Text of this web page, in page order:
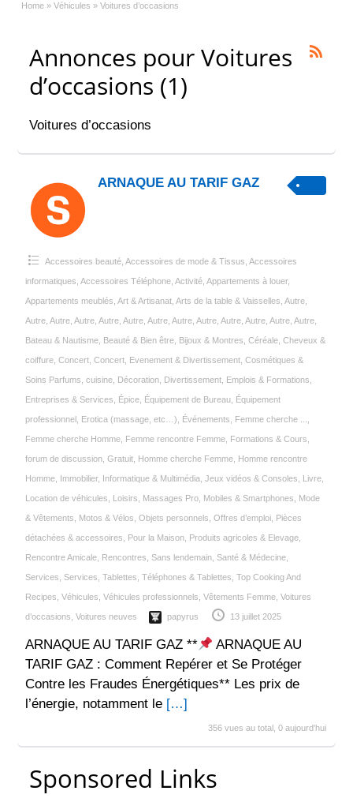
Home » Véhicules » Voitures d’occasions
Annonces pour Voitures
d’occasions (1)
Voitures d’occasions
ARNAQUE AU TARIF GAZ
Accessoires beauté, Accessoires de mode & Tissus Accessoires
informatiques Accessoires Téléphone, Activité, Appartements à louer,
Appartements meublés Art & Artisanat, Arts de la table & Vaisselles Autre,
Autre, Autre, Autre, Autre, Autre, Autre, Autre, Autre, Autre, Autre, Autre, Autre,
Bateau & Nautisme, Beauté & Bien être, Bijoux & Montres Céréale‎, Cheveux &
coiffure, Concert, Concert, Evenement & Divertissement, Cosmétiques &
Soins Parfums cuisine, Décoration, Divertissement, Emplois & Formations
Entreprises & Services Épice‎, Équipement de Bureau, Équipement
professionnel Erotica (massage, etc…) Événements Femme cherche ...
Femme cherche Homme, Femme rencontre Femme, Formations & Cours
forum de discussion, Gratuit, Homme cherche Femme, Homme rencontre
Homme, Immobilier, Informatique & Multimédia Jeux vidéos & Consoles Livre,
Location de véhicules Loisirs Massages Pro, Mobiles & Smartphones Mode
& Vêtements Motos & Vélos Objets personnels Offres d’emploi, Pièces
détachées & accessoires Pour la Maison, Produits agricoles & Elevage,
Rencontre Amicale, Rencontres Sans lendemain, Santé & Médecine,
Services Services Tablettes Téléphones & Tablettes Top Cooking And
Recipes Véhicules Véhicules professionnels Vêtements Femme, Voitures
d’occasions Voitures neuves papyrus 13 juillet 2025
ARNAQUE AU TARIF GAZ **
ARNAQUE AU
TARIF GAZ : Comment Repérer et Se Protéger
Contre les Fraudes Énergétiques** Les prix de
l’énergie, notamment le […]
356 vues au total, 0 aujourd'hui
Sponsored Links